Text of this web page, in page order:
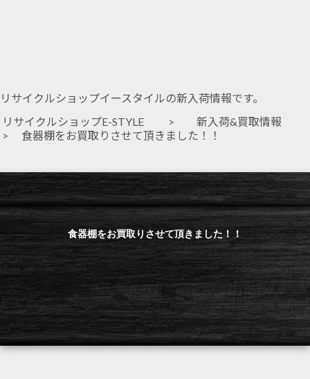
リサイクルショップイースタイルの新入荷情報です。
リサイクルショップE-STYLE
> 新入荷&買取情報
> 食器棚をお買取りさせて頂きました！！
食器棚をお買取りさせて頂きました！！